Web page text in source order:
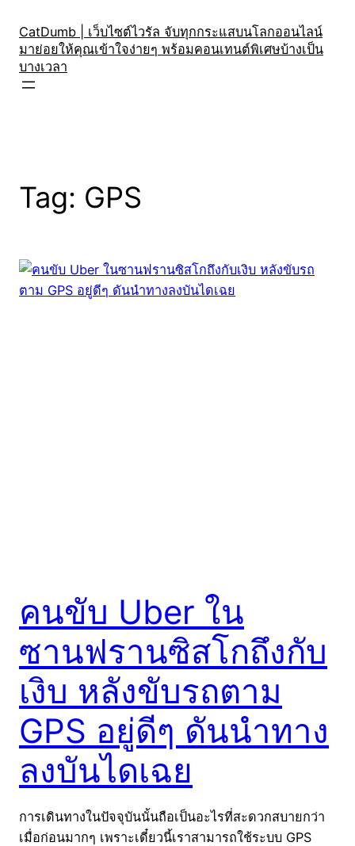
content
CatDumb | เว็บไซต์ไวรัล จับทุกกระแสบนโลกออนไลน์
มาย่อยให้คุณเข้าใจง่ายๆ พร้อมคอนเทนต์พิเศษบ้างเป็น
บางเวลา
Tag: GPS
คนขับ Uber ใน
ซานฟรานซิสโกถึงกับ
เงิบ หลังขับรถตาม
GPS อยู่ดีๆ ดันนำทาง
ลงบันไดเฉย
การเดินทางในปัจจุบันนั้นถือเป็นอะไรที่สะดวกสบายกว่า
เมื่อก่อนมากๆ เพราะเดี๋ยวนี้เราสามารถใช้ระบบ GPS